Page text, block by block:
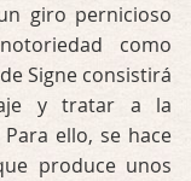
giro pernicioso
como
Signe consistirá
y tratar a la
ello, se hace
produce unos